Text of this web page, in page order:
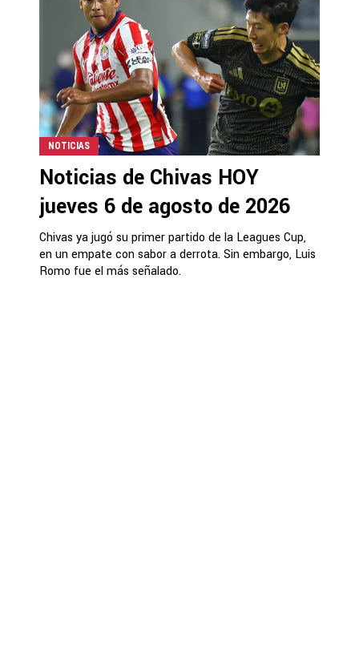
NOTICIAS
Noticias de Chivas HOY
jueves 6 de agosto de 2026
Chivas ya jugó su primer partido de la Leagues Cup,
en un empate con sabor a derrota. Sin embargo, Luis
Romo fue el más señalado.